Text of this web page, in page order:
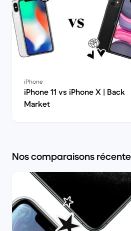
iPhone
iPhone 11 vs iPhone X | Back
Market
Nos comparaisons